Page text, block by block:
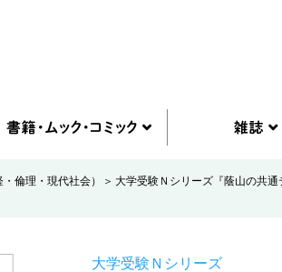
倫理・現代社会） 大学受験Ｎシリーズ『蔭山の共
大学受験Ｎシリーズ